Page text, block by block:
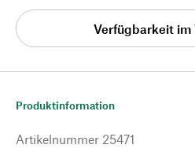
Verfügbarkeit im
Produktinformation
Artikelnummer 25471